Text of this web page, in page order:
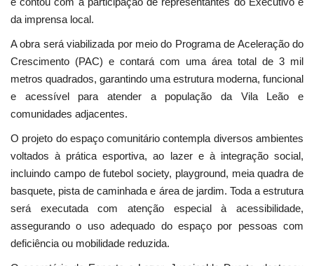
da imprensa local.
A obra será viabilizada por meio do Programa de Aceleração do
Crescimento (PAC) e contará com uma área total de 3 mil
metros quadrados, garantindo uma estrutura moderna, funcional
e acessível para atender a população da Vila Leão e
comunidades adjacentes.
O projeto do espaço comunitário contempla diversos ambientes
voltados à prática esportiva, ao lazer e à integração social,
incluindo campo de futebol society, playground, meia quadra de
basquete, pista de caminhada e área de jardim. Toda a estrutura
será executada com atenção especial à acessibilidade,
assegurando o uso adequado do espaço por pessoas com
deficiência ou mobilidade reduzida.